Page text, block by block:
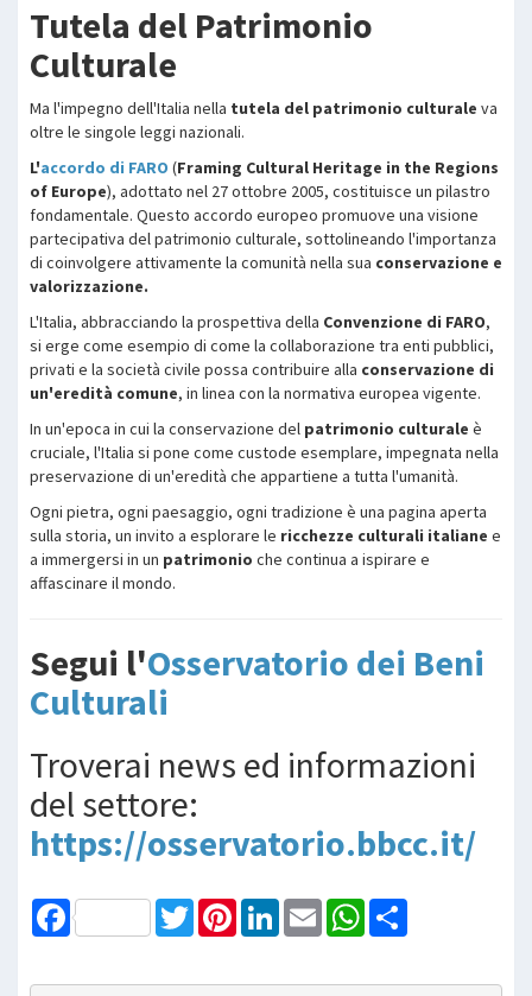
Tutela del Patrimonio
Culturale
Ma l'impegno dell'Italia nella tutela del patrimonio culturale va
oltre le singole leggi nazionali.
L'accordo di FARO (Framing Cultural Heritage in the Regions
of Europe), adottato nel 27 ottobre 2005, costituisce un pilastro
fondamentale. Questo accordo europeo promuove una visione
partecipativa del patrimonio culturale, sottolineando l'importanza
di coinvolgere attivamente la comunità nella sua conservazione e
valorizzazione.
L'Italia, abbracciando la prospettiva della Convenzione di FARO,
si erge come esempio di come la collaborazione tra enti pubblici,
privati e la società civile possa contribuire alla conservazione di
un'eredità comune, in linea con la normativa europea vigente.
In un'epoca in cui la conservazione del patrimonio culturale è
cruciale, l'Italia si pone come custode esemplare, impegnata nella
preservazione di un'eredità che appartiene a tutta l'umanità.
Ogni pietra, ogni paesaggio, ogni tradizione è una pagina aperta
sulla storia, un invito a esplorare le ricchezze culturali italiane e
a immergersi in un patrimonio che continua a ispirare e
affascinare il mondo.
Segui l'Osservatorio dei Beni
Culturali
Troverai news ed informazioni
del settore:
https://osservatorio.bbcc.it/
Facebook TwitterPinterestLinkedInEmail WhatsApp